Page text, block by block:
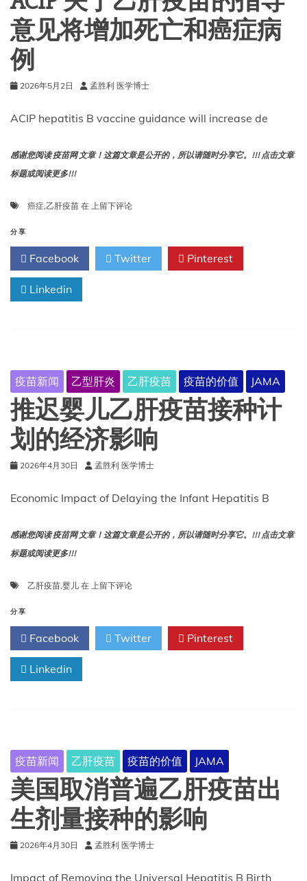
最
好
地
意见将增加死亡和癌症病
例
2026年5月2日 孟胜利 医学博士
ACIP hepatitis B vaccine guidance will increase de
感谢您阅读 疫苗网 文章！这篇文章是公开的，所以请随时分享它。!!! 点击文章
标题或阅读更多!!!
癌症,乙肝疫苗 在 ACIP
乙
疫
将
增
加
死
亡
和
癌
症
例
上留下评论
分享
Facebook Twitter Pinterest
Linkedin
疫苗新闻 乙型肝炎 乙肝疫苗 疫苗的价值 JAMA
推迟婴儿乙肝疫苗接种计
划的经济影响
2026年4月30日 孟胜利 医学博士
Economic Impact of Delaying the Infant Hepatitis B
感谢您阅读 疫苗网 文章！这篇文章是公开的，所以请随时分享它。!!! 点击文章
标题或阅读更多!!!
乙肝疫苗,婴儿 在 推
儿
肝
的
经
济
影
响
上留下评论
分享
Facebook Twitter Pinterest
Linkedin
疫苗新闻 乙肝疫苗 疫苗的价值 JAMA
美国取消普遍乙肝疫苗出
生剂量接种的影响
2026年4月30日 孟胜利 医学博士
Impact of Removing the Universal Hepatitis B Birth